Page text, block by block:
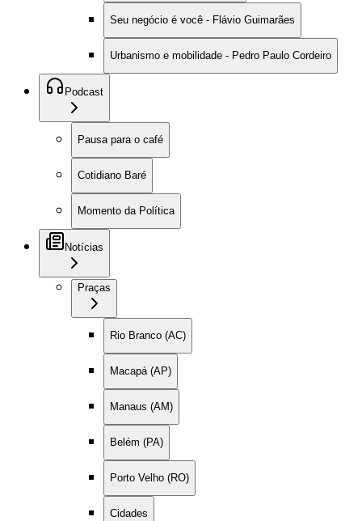
Seu negócio é você - Flávio Guimarães
Urbanismo e mobilidade - Pedro Paulo Cordeiro
Podcast
Pausa para o café
Cotidiano Baré
Momento da Política
Notícias
Praças
Rio Branco (AC)
Macapá (AP)
Manaus (AM)
Belém (PA)
Porto Velho (RO)
Cidades